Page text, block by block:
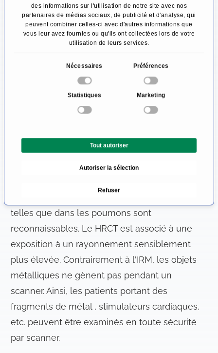
des informations sur l'utilisation de notre site avec nos
partenaires de médias sociaux, de publicité et d'analyse, qui
peuvent combiner celles-ci avec d'autres informations que
vous leur avez fournies ou qu'ils ont collectées lors de votre
utilisation de leurs services.
o
n
s
t
e
m
n
t
Nécessaires Préférences
Statistiques Marketing
Tout autoriser
Autoriser la sélection
Refuser
structures osseuses ou des structures avec
peu d'eau ( os , poumons) peuvent être bien
représentées par le CT. Les domaines
CT de la poitrine ) ou dans le bassin ( CT
abdominal) peuvent être très bien reconnus.
Les parties molles du corps humain se laissent
Néanmoins, il y'a aussi le soi-disant HRCT de
haute résolution (High resolution-CT ) qui
telles que dans les poumons sont
reconnaissables. Le HRCT est associé à une
exposition à un rayonnement sensiblement
plus élevée. Contrairement à l'IRM, les objets
métalliques ne gènent pas pendant un
scanner. Ainsi, les patients portant des
fragments de métal , stimulateurs cardiaques,
etc. peuvent être examinés en toute sécurité
par scanner.